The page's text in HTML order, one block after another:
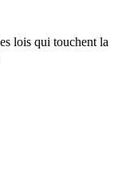
lois qui touchent la